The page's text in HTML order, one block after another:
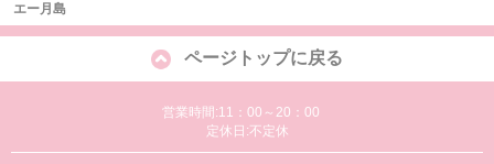
エー月島
ページトップに戻る
営業時間:11：00～20：00
定休日:不定休